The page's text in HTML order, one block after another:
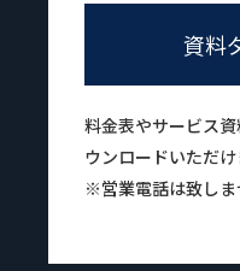
資料
料金表やサービス
ウンロードいただけ
※営業電話は致しま